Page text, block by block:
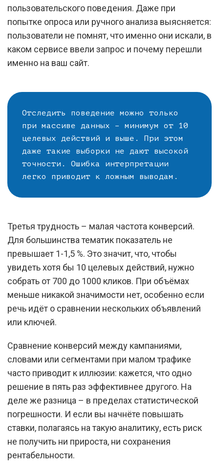
пользовательского поведения. Даже при
попытке опроса или ручного анализа выясняется:
пользователи не помнят, что именно они искали, в
каком сервисе ввели запрос и почему перешли
именно на ваш сайт.
Отследить поведение можно только
при массиве данных – минимум от 10
целевых действий и выше. При этом
даже такие выборки не дают высокой
точности. Ошибка интерпретации
легко приводит к ложным выводам.
Третья трудность – малая частота конверсий.
Для большинства тематик показатель не
превышает 1-1,5 %. Это значит, что, чтобы
увидеть хотя бы 10 целевых действий, нужно
собрать от 700 до 1000 кликов. При объёмах
меньше никакой значимости нет, особенно если
речь идёт о сравнении нескольких объявлений
или ключей.
Сравнение конверсий между кампаниями,
словами или сегментами при малом трафике
часто приводит к иллюзии: кажется, что одно
решение в пять раз эффективнее другого. На
деле же разница – в пределах статистической
погрешности. И если вы начнёте повышать
ставки, полагаясь на такую аналитику, есть риск
не получить ни прироста, ни сохранения
рентабельности.